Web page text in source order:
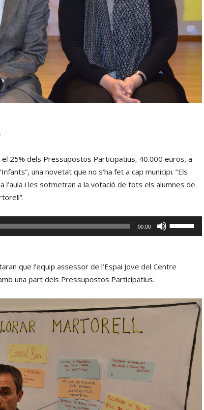
25% dels Pressupostos Participatius, 40.000 euros, a
una novetat que no s’ha fet a cap municipi. “Els
i les sotmetran a la votació de tots els alumnes de
00:00
servir
cap
amunt/cap
incrementar
disminuir
volum.
que l’equip assessor de l’Espai Jove del Centre
una part dels Pressupostos Participatius.